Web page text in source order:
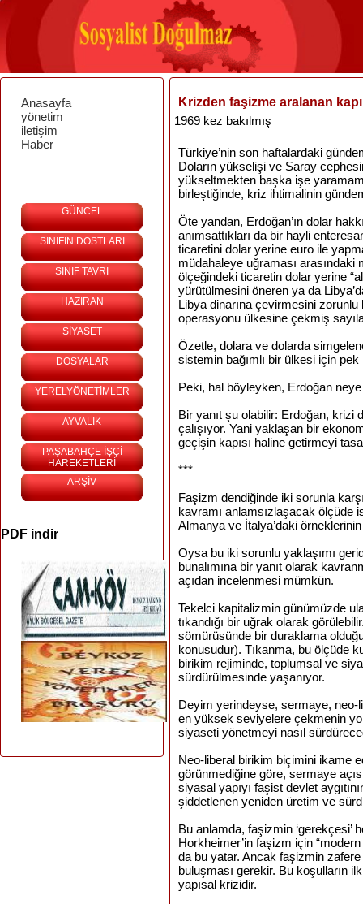
Anasayfa
yönetim
iletişim
Haber
GÜNCEL
SINIFIN DOSTLARI
SINIF TAVRI
HAZİRAN
SİYASET
DOSYALAR
YERELYÖNETİMLER
AYVALIK
PAŞABAHÇE İŞÇİ
HAREKETLERİ
ARŞİV
PDF indir
Krizden faşizme aralanan kapı
1969 kez bakılmış
Türkiye’nin son haftalardaki
Doların yükselişi ve Saray
yükseltmekten başka işe
birleştiğinde, kriz ihtimalinin
Öte yandan, Erdoğan’ın dolar
anımsattıkları da bir hayli
ticaretini dolar yerine euro ile
müdahaleye uğraması arasındaki
ölçeğindeki ticaretin dolar yerine
yürütülmesini öneren ya da
Libya dinarına çevirmesini
operasyonu ülkesine çekmiş
Özetle, dolara ve dolarda
sistemin bağımlı bir ülkesi için
Peki, hal böyleyken, Erdoğan
Bir yanıt şu olabilir: Erdoğan,
çalışıyor. Yani yaklaşan bir
geçişin kapısı haline getirmeyi
***
Faşizm dendiğinde iki sorunla
kavramı anlamsızlaşacak
Almanya ve İtalya’daki
Oysa bu iki sorunlu yaklaşımı
bunalımına bir yanıt olarak
açıdan incelenmesi mümkün.
Tekelci kapitalizmin günümüzde
tıkandığı bir uğrak olarak
sömürüsünde bir duraklama
konusudur). Tıkanma, bu ölçüde
birikim rejiminde, toplumsal ve
sürdürülmesinde yaşanıyor.
Deyim yerindeyse, sermaye, neo-
en yüksek seviyelere çekmenin
siyaseti yönetmeyi nasıl
Neo-liberal birikim biçimini ikame
görünmediğine göre, sermaye
siyasal yapıyı faşist devlet
şiddetlenen yeniden üretim ve
Bu anlamda, faşizmin ‘gerekçesi’
Horkheimer’in faşizm için
da bu yatar. Ancak faşizmin
buluşması gerekir. Bu koşulların
yapısal krizidir.